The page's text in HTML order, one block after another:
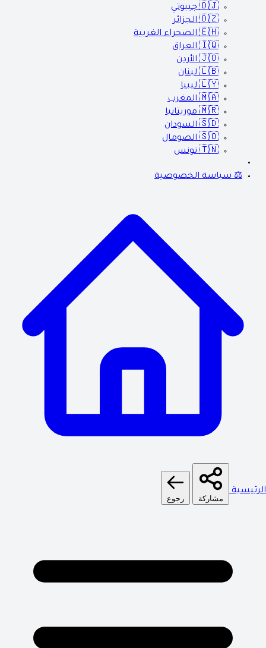
🇩🇯 جيبوتي
🇩🇿 الجزائر
🇪🇭 الصحراء الغربية
🇮🇶 العراق
🇯🇴 الأردن
🇱🇧 لبنان
🇱🇾 ليبيا
🇲🇦 المغرب
🇲🇷 موريتانيا
🇸🇩 السودان
🇸🇴 الصومال
🇹🇳 تونس
⚖️ سياسة الخصوصية
الرئيسية
مشاركة رجوع